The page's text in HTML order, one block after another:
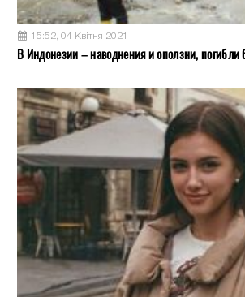
15:52, 04 Квітня 2021
В Индонезии – наводнения и оползни, погибли